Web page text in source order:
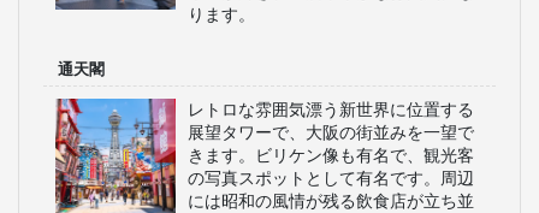
ります。
通天閣
レトロな雰囲気漂う新世界に位置する
展望タワーで、大阪の街並みを一望で
きます。ビリケン像も有名で、観光客
の写真スポットとして有名です。周辺
には昭和の風情が残る飲食店が立ち並